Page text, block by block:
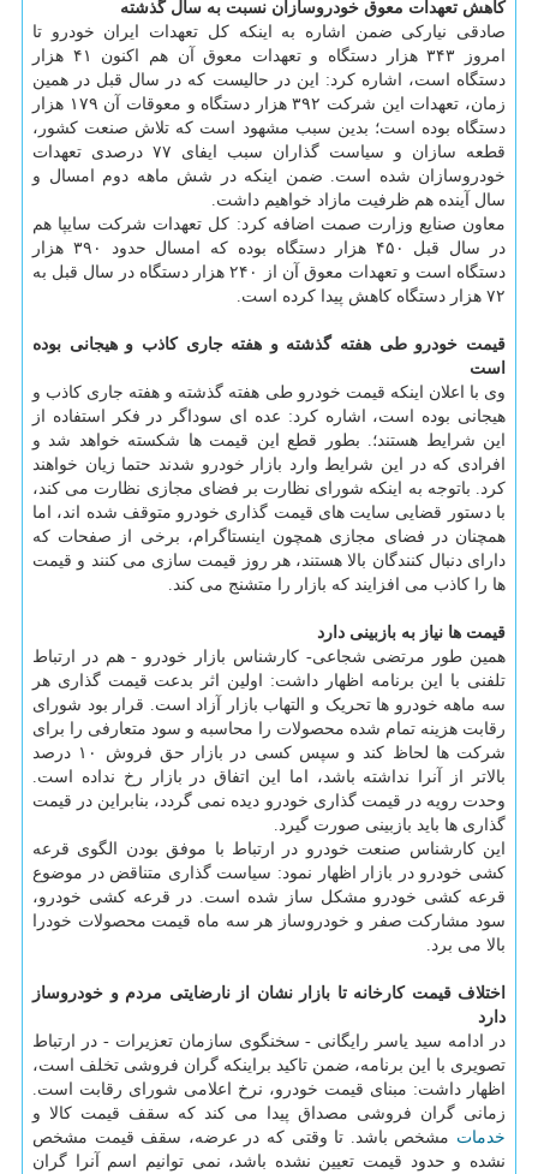
کاهش تعهدات معوق خودروسازان نسبت به سال گذشته
صادقی نیارکی ضمن اشاره به اینکه کل تعهدات ایران خودرو تا
امروز ۳۴۳ هزار دستگاه و تعهدات معوق آن هم اکنون ۴۱ هزار
دستگاه است، اشاره کرد: این در حالیست که در سال قبل در همین
زمان، تعهدات این شرکت ۳۹۲ هزار دستگاه و معوقات آن ۱۷۹ هزار
دستگاه بوده است؛ بدین سبب مشهود است که تلاش صنعت کشور،
قطعه سازان و سیاست گذاران سبب ایفای ۷۷ درصدی تعهدات
خودروسازان شده است. ضمن اینکه در شش ماهه دوم امسال و
سال آینده هم ظرفیت مازاد خواهیم داشت.
معاون صنایع وزارت صمت اضافه کرد: کل تعهدات شرکت سایپا هم
در سال قبل ۴۵۰ هزار دستگاه بوده که امسال حدود ۳۹۰ هزار
دستگاه است و تعهدات معوق آن از ۲۴۰ هزار دستگاه در سال قبل به
۷۲ هزار دستگاه کاهش پیدا کرده است.
قیمت خودرو طی هفته گذشته و هفته جاری کاذب و هیجانی بوده
است
وی با اعلان اینکه قیمت خودرو طی هفته گذشته و هفته جاری کاذب و
هیجانی بوده است، اشاره کرد: عده ای سوداگر در فکر استفاده از
این شرایط هستند؛. بطور قطع این قیمت ها شکسته خواهد شد و
افرادی که در این شرایط وارد بازار خودرو شدند حتما زیان خواهند
کرد. باتوجه به اینکه شورای نظارت بر فضای مجازی نظارت می کند،
با دستور قضایی سایت های قیمت گذاری خودرو متوقف شده اند، اما
همچنان در فضای مجازی همچون اینستاگرام، برخی از صفحات که
دارای دنبال کنندگان بالا هستند، هر روز قیمت سازی می کنند و قیمت
ها را کاذب می افزایند که بازار را متشنج می کند.
قیمت ها نیاز به بازبینی دارد
همین طور مرتضی شجاعی- کارشناس بازار خودرو - هم در ارتباط
تلفنی با این برنامه اظهار داشت: اولین اثر بدعت قیمت گذاری هر
سه ماهه خودرو ها تحریک و التهاب بازار آزاد است. قرار بود شورای
رقابت هزینه تمام شده محصولات را محاسبه و سود متعارفی را برای
شرکت ها لحاظ کند و سپس کسی در بازار حق فروش ۱۰ درصد
بالاتر از آنرا نداشته باشد، اما این اتفاق در بازار رخ نداده است.
وحدت رویه در قیمت گذاری خودرو دیده نمی گردد، بنابراین در قیمت
گذاری ها باید بازبینی صورت گیرد.
این کارشناس صنعت خودرو در ارتباط با موفق بودن الگوی قرعه
کشی خودرو در بازار اظهار نمود: سیاست گذاری متناقض در موضوع
قرعه کشی خودرو مشکل ساز شده است. در قرعه کشی خودرو،
سود مشارکت صفر و خودروساز هر سه ماه قیمت محصولات خودرا
بالا می برد.
اختلاف قیمت کارخانه تا بازار نشان از نارضایتی مردم و خودروساز
دارد
در ادامه سید یاسر رایگانی - سخنگوی سازمان تعزیرات - در ارتباط
تصویری با این برنامه، ضمن تاکید براینکه گران فروشی تخلف است،
اظهار داشت: مبنای قیمت خودرو، نرخ اعلامی شورای رقابت است.
زمانی گران فروشی مصداق پیدا می کند که سقف قیمت کالا و
خدمات مشخص باشد. تا وقتی که در عرضه، سقف قیمت مشخص
نشده و حدود قیمت تعیین نشده باشد، نمی توانیم اسم آنرا گران